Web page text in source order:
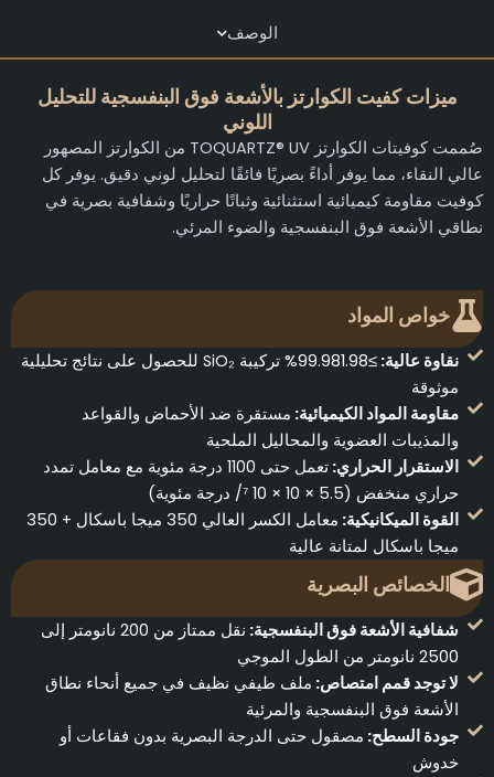
الوصف
ميزات كفيت الكوارتز بالأشعة فوق البنفسجية للتحليل
اللوني
صُممت كوفيتات الكوارتز TOQUARTZ® UV من الكوارتز المصهور
النقاء، مما يوفر أداءً بصريًا فائقًا لتحليل لوني دقيق. يوفر كل
مقاومة كيميائية استثنائية وثباتًا حراريًا وشفافية بصرية في
الأشعة فوق البنفسجية والضوء المرئي.
خواص المواد
نقاوة عالية:
≥99.981.98% تركيبة SiO₂ للحصول على نتائج تحليلية
موثوقة
مقاومة المواد الكيميائية:مستقرة ضد الأحماض والقواعد
والمذيبات العضوية والمحاليل الملحية
الاستقرار الحراري:
تعمل حتى 1100 درجة مئوية مع معامل تمدد
حراري منخفض (5.5 × 10 × 10 ⁷/ درجة مئوية)
القوة الميكانيكية:
معامل الكسر العالي 350 ميجا باسكال + 350
ميجا باسكال لمتانة عالية
الخصائص البصرية
شفافية الأشعة فوق البنفسجية:
نقل ممتاز من 200 نانومتر إلى
2500 نانومتر من الطول الموجي
لا توجد قمم امتصاص:ملف طيفي نظيف في جميع أنحاء نطاق
الأشعة فوق البنفسجية والمرئية
جودة السطح:مصقول حتى الدرجة البصرية بدون فقاعات أو
خدوش